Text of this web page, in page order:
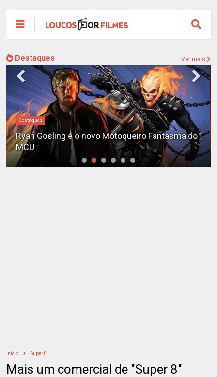
Destaques Ver mais
Destaques
Ryan Gosling é o novo Motoqueiro Fantasma do
MCU
Início Super 8
Mais um comercial de "Super 8"